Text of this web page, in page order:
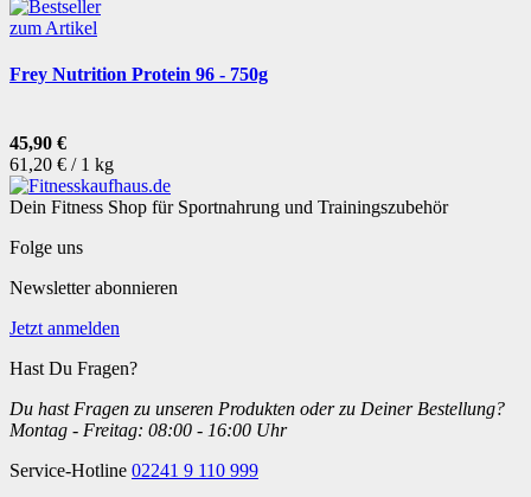
zum Artikel
Frey Nutrition Protein 96 - 750g
45,90 €
61,20 € / 1 kg
Dein Fitness Shop für Sportnahrung und Trainingszubehör
Folge uns
Newsletter abonnieren
Jetzt anmelden
Hast Du Fragen?
Du hast Fragen zu unseren Produkten oder zu Deiner Bestellung?
Montag - Freitag: 08:00 - 16:00 Uhr
Service-Hotline 02241 9 110 999